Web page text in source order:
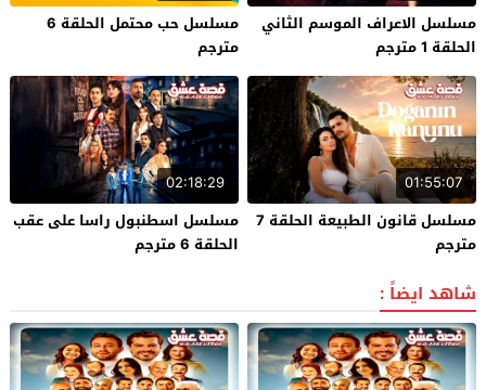
مسلسل الاعراف الموسم الثاني
الحلقة 1 مترجم
مسلسل حب محتمل الحلقة 6
مترجم
01:55:07
مسلسل قانون الطبيعة الحلقة 7
مترجم
02:18:29
مسلسل اسطنبول راسا على عقب
الحلقة 6 مترجم
شاهد ايضاً :